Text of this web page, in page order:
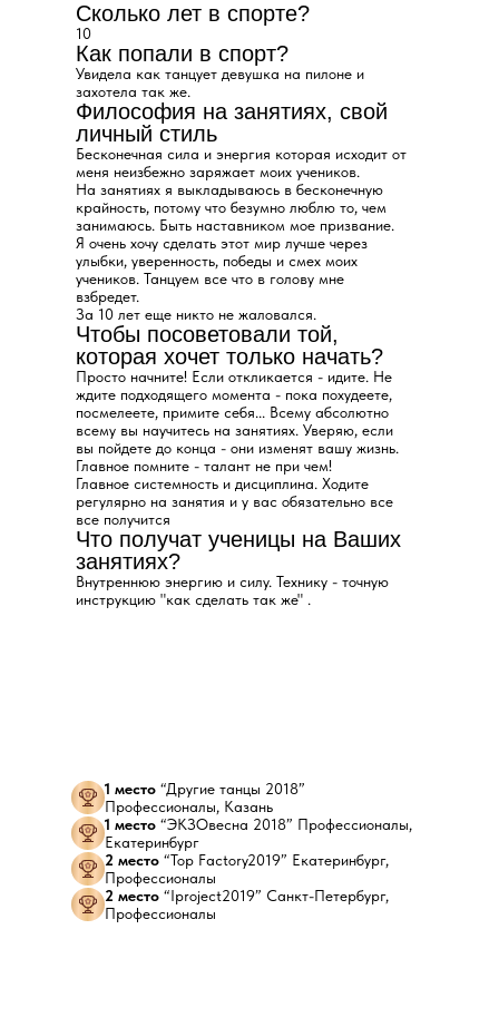
Сколько лет в спорте?
10
Как попали в спорт?
Увидела как танцует девушка на пилоне и
захотела так же.
Философия на занятиях, свой
личный стиль
Бесконечная сила и энергия которая исходит от
меня неизбежно заряжает моих учеников.
На занятиях я выкладываюсь в бесконечную
крайность, потому что безумно люблю то, чем
занимаюсь. Быть наставником мое призвание.
Я очень хочу сделать этот мир лучше через
улыбки, уверенность, победы и смех моих
учеников. Танцуем все что в голову мне
взбредет.
За 10 лет еще никто не жаловался.
Чтобы посоветовали той,
которая хочет только начать?
Просто начните! Если откликается - идите. Не
ждите подходящего момента - пока похудеете,
посмелеете, примите себя... Всему абсолютно
всему вы научитесь на занятиях. Уверяю, если
вы пойдете до конца - они изменят вашу жизнь.
Главное помните - талант не при чем!
Главное системность и дисциплина. Ходите
регулярно на занятия и у вас обязательно все
все получится
Что получат ученицы на Ваших
занятиях?
Внутреннюю энергию и силу. Технику - точную
инструкцию "как сделать так же" .
1 место “Другие танцы 2018”
Профессионалы, Казань
1 место “ЭКЗОвесна 2018” Профессионалы,
Екатеринбург
2 место “Top Factory2019” Екатеринбург,
Профессионалы
2 место “Iproject2019” Санкт-Петербург,
Профессионалы